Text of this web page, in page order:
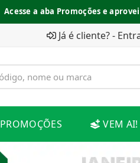
Acesse a aba Promoções e
Espaço do Fornecedor disponível
Já é cliente? -
PROMOÇÕES VEM AI!